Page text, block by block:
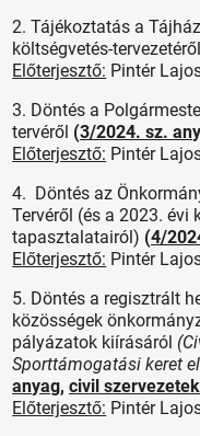
2. Tájékoztatás a
költségvetés-tervezetéről
Előterjesztő: Pintér
3. Döntés a
tervéről (3/2024. sz.
Előterjesztő: Pintér
4. Döntés az
Tervéről (és a 2023.
tapasztalatairól) (4/
Előterjesztő: Pintér
5. Döntés a regisztrált
közösségek
pályázatok kiírásáról
Sporttámogatási keret
anyag,civil szervezetek
Előterjesztő: Pintér